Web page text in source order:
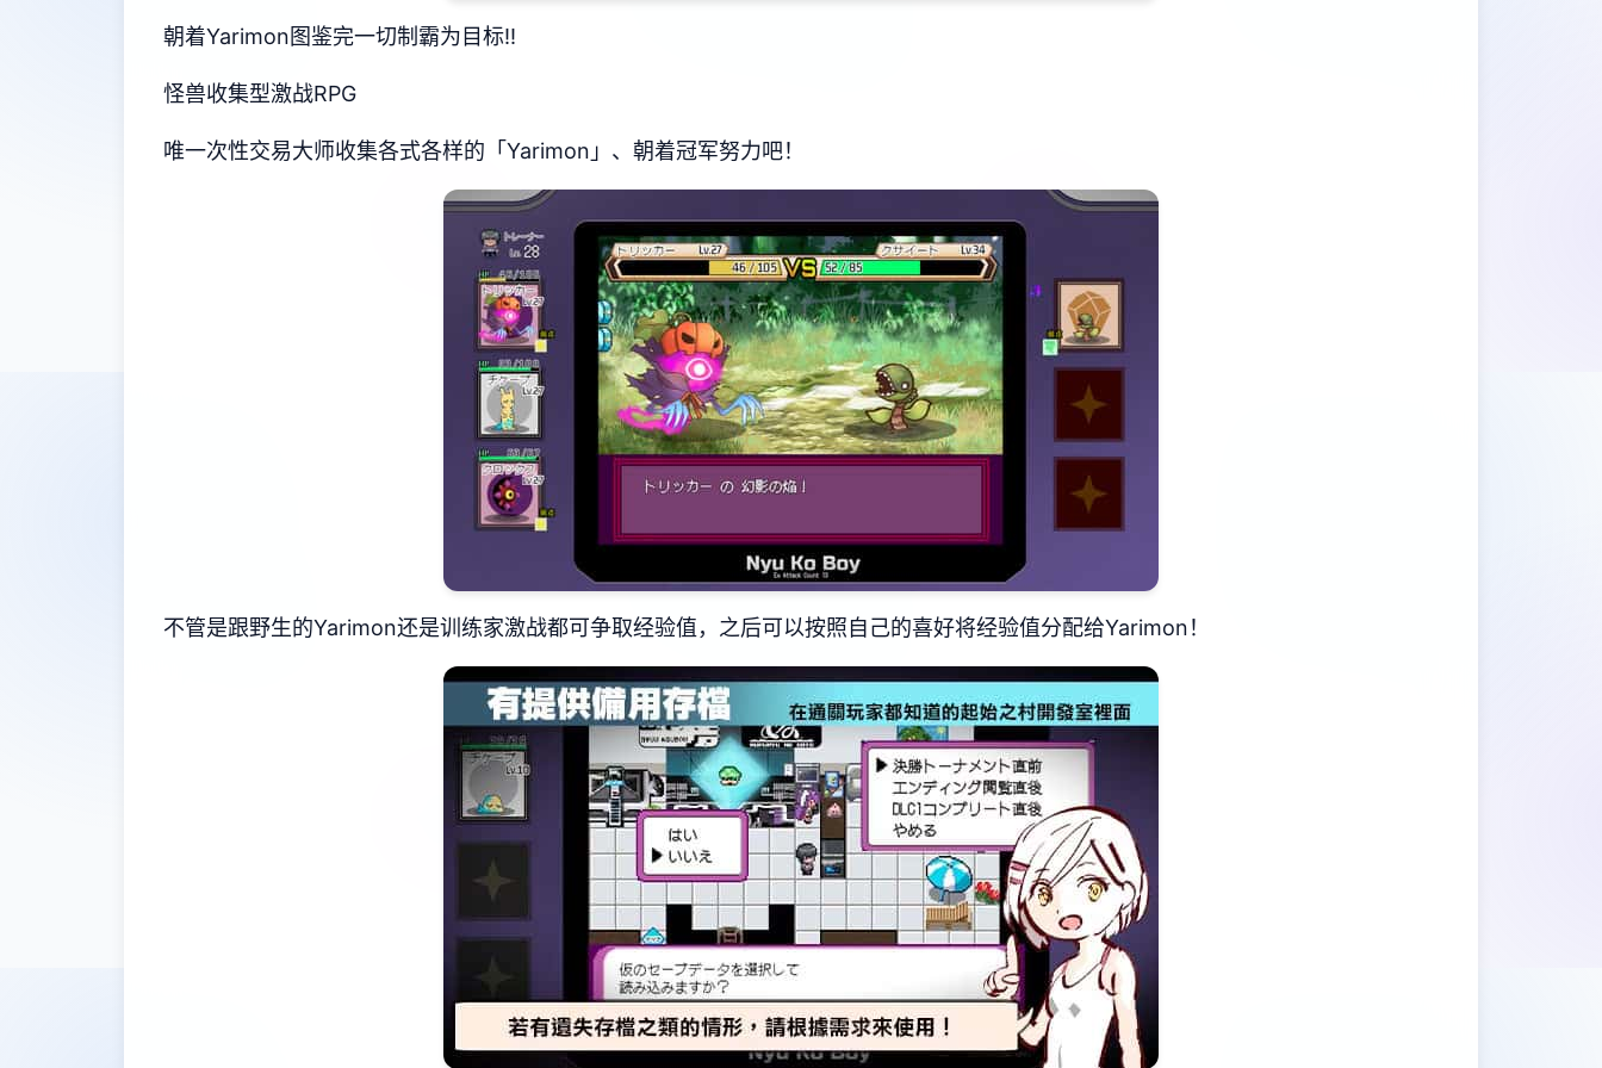
朝着Yarimon图鉴完一切制霸为目标!!
怪兽收集型激战RPG
唯一次性交易大师收集各式各样的「Yarimon」、朝着冠军努力吧！
不管是跟野生的Yarimon还是训练家激战都可争取经验值，之后可以按照自己的喜好将经验值分配给Yarimon！